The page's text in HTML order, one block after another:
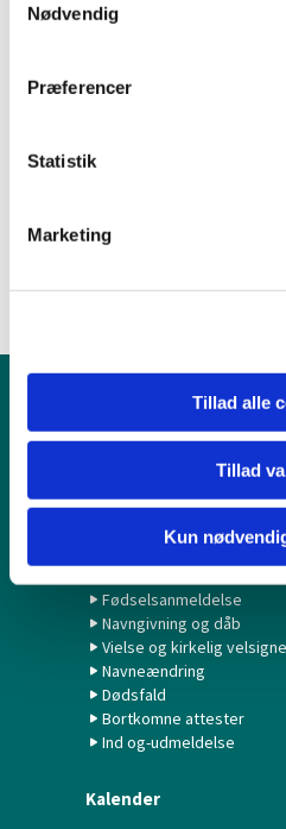
Nødvendig
Præferencer
Statistik
Marketing
Tillad alle
Tillad
Kun
Konfirmation/
Minikonfirmander
Fødselsanmeldelse
Navngivning og dåb
Vielse og kirkelig
Navneændring
Dødsfald
Bortkomne attester
Ind og-udmeldelse
Kalender